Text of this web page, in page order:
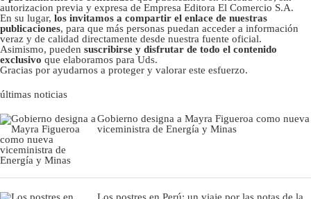
autorizacion previa y expresa de Empresa Editora El Comercio S.A.
En su lugar, los invitamos a compartir el enlace de nuestras
publicaciones, para que más personas puedan acceder a información
veraz y de calidad directamente desde nuestra fuente oficial.
Asimismo, pueden suscribirse y disfrutar de todo el contenido
exclusivo que elaboramos para Uds.
Gracias por ayudarnos a proteger y valorar este esfuerzo.
últimas noticias
Gobierno designa a Mayra Figueroa como nueva
viceministra de Energía y Minas